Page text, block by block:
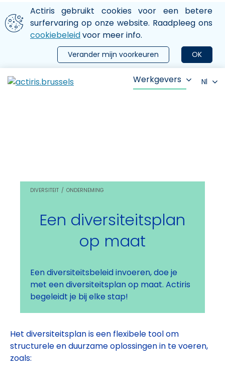
Aller au contenu principal
We gebruiken cookies
Actiris gebruikt cookies voor een betere
surfervaring op onze website. Raadpleeg ons
cookiebeleidvoor meer info.
OK
Verander mijn voorkeuren
le menu
Werkgevers Nl
DIVERSITEIT ONDERNEMING
Een diversiteitsplan
op maat
Een diversiteitsbeleid invoeren, doe je
met een diversiteitsplan op maat. Actiris
begeleidt je bij elke stap!
Het diversiteitsplan is een flexibele tool om
structurele en duurzame oplossingen in te voeren,
zoals: